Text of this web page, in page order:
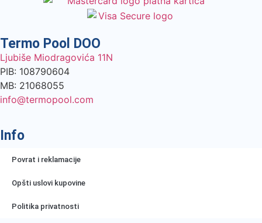
Termo Pool DOO
Ljubiše Miodragovića 11N
PIB: 108790604
MB: 21068055
info@termopool.com
Info
Povrat i reklamacije
Opšti uslovi kupovine
Politika privatnosti